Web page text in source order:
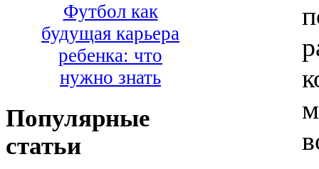
Футбол как
будущая карьера
ребенка: что
нужно знать
Популярные
статьи